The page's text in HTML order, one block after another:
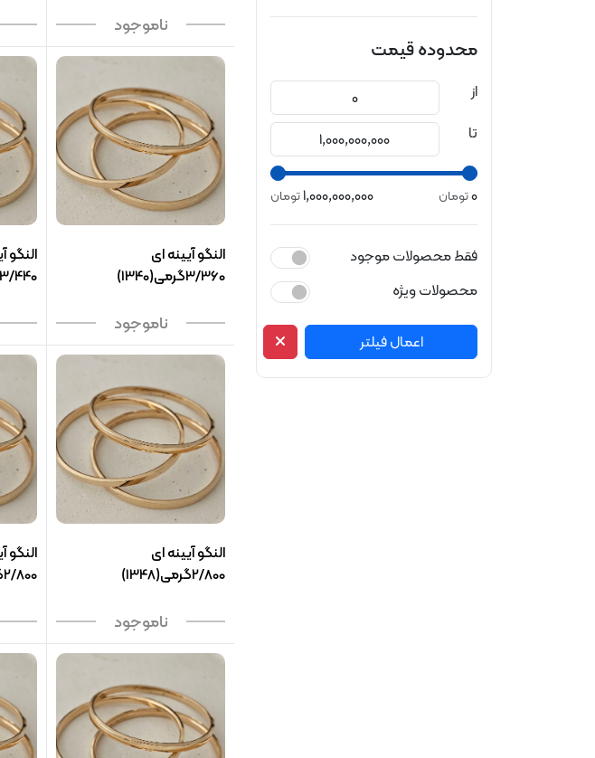
محدوده قیمت
از
تا
0تومان 1,000,000,000تومان
فقط محصولات موجود
محصولات ویژه
اعمال فیلتر
ناموجود
النگو آیینه ای
3/360گرمی(1340)
ناموجود
النگو
3/440گرمی(1341)
النگو آیینه ای
2/800گرمی(1348)
ناموجود
النگو
2/800گرمی(1352)